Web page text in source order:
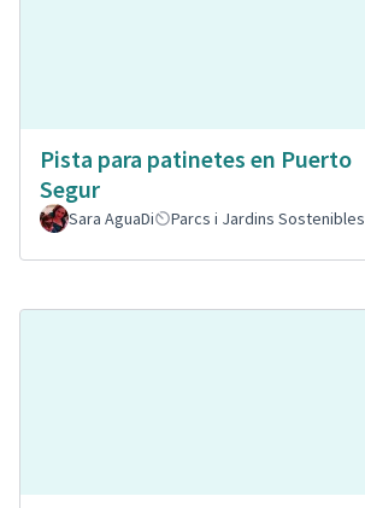
Pista para patinetes en Puerto
Segur
Sara AguaDi Parcs i Jardins Sostenibles